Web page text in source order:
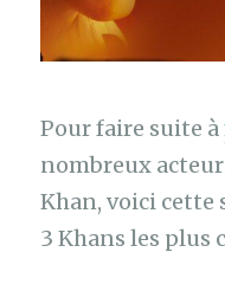
Pour faire suite à
nombreux
Khan, voici cette
3 Khans les plus